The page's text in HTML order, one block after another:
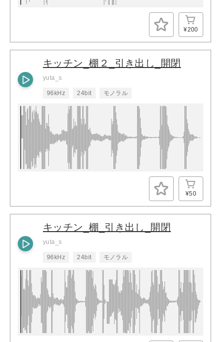
¥200
キッチン_棚２_引き出し_開閉
yuta_s
96kHz 24bit モノラル
¥50
キッチン_棚_引き出し_開閉
yuta_s
96kHz 24bit モノラル